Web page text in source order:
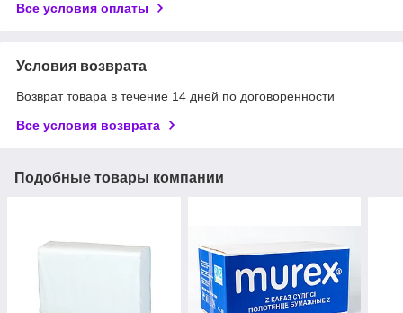
Все условия оплаты
Условия возврата
Возврат товара в течение 14 дней по договоренности
Все условия возврата
Подобные товары компании